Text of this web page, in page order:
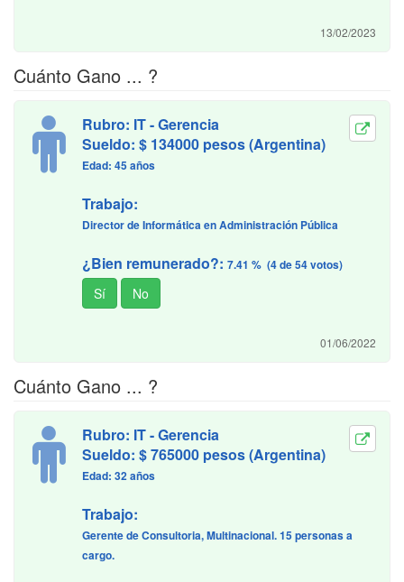
13/02/2023
Cuánto Gano ... ?
Rubro: IT - Gerencia
Sueldo: $ 134000 pesos (Argentina)
Edad: 45 años
Trabajo:
Director de Informática en Administración Pública
¿Bien remunerado?: 7.41 % (4 de 54 votos)
01/06/2022
Cuánto Gano ... ?
Rubro: IT - Gerencia
Sueldo: $ 765000 pesos (Argentina)
Edad: 32 años
Trabajo:
Gerente de Consultoria, Multinacional. 15 personas a
cargo.